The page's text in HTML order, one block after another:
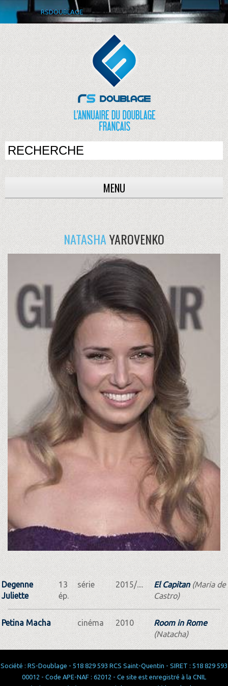
RSDOUBLAGE
MENU
NATASHAYAROVENKO
Degenne
Juliette
13
ép.
série 2015/.... El Capitan(Maria de
Castro)
Petina Macha cinéma 2010
Room in Rome
(Natacha)
Société : RS-Doublage - 518 829 593 RCS Saint-Quentin - SIRET : 518 829 593
00012 - Code APE-NAF : 62012 - Ce site est enregistré à la CNIL